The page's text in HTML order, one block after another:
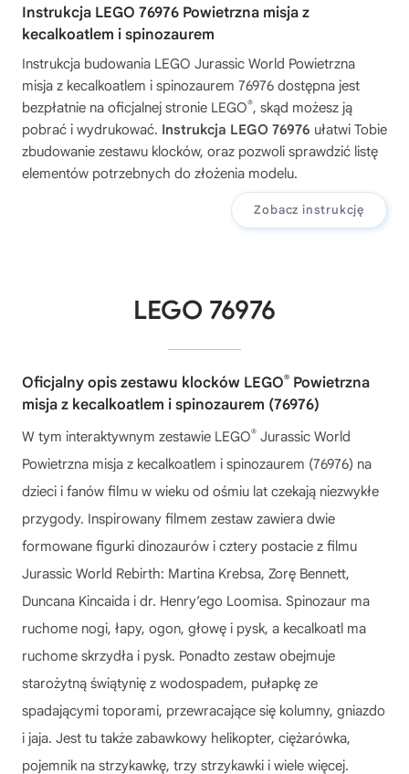
Instrukcja LEGO 76976 Powietrzna misja z
kecalkoatlem i spinozaurem
Instrukcja budowania LEGO Jurassic World Powietrzna
misja z kecalkoatlem i spinozaurem 76976 dostępna jest
bezpłatnie na oficjalnej stronie LEGO®, skąd możesz ją
pobrać i wydrukować. Instrukcja LEGO 76976 ułatwi Tobie
zbudowanie zestawu klocków, oraz pozwoli sprawdzić listę
elementów potrzebnych do złożenia modelu.
Zobacz instrukcję
LEGO 76976
Oficjalny opis zestawu klocków LEGO® Powietrzna
misja z kecalkoatlem i spinozaurem (76976)
W tym interaktywnym zestawie LEGO® Jurassic World
Powietrzna misja z kecalkoatlem i spinozaurem (76976) na
dzieci i fanów filmu w wieku od ośmiu lat czekają niezwykłe
przygody. Inspirowany filmem zestaw zawiera dwie
formowane figurki dinozaurów i cztery postacie z filmu
Jurassic World Rebirth: Martina Krebsa, Zorę Bennett,
Duncana Kincaida i dr. Henry’ego Loomisa. Spinozaur ma
ruchome nogi, łapy, ogon, głowę i pysk, a kecalkoatl ma
ruchome skrzydła i pysk. Ponadto zestaw obejmuje
starożytną świątynię z wodospadem, pułapkę ze
spadającymi toporami, przewracające się kolumny, gniazdo
i jaja. Jest tu także zabawkowy helikopter, ciężarówka,
pojemnik na strzykawkę, trzy strzykawki i wiele więcej.